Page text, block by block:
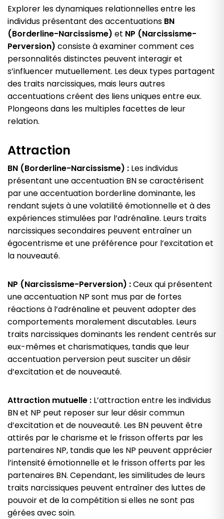
Explorer les dynamiques relationnelles entre les
individus présentant des accentuations BN
(Borderline-Narcissisme) et NP (Narcissisme-
Perversion) consiste à examiner comment ces
personnalités distinctes peuvent interagir et
s’influencer mutuellement. Les deux types partagent
des traits narcissiques, mais leurs autres
accentuations créent des liens uniques entre eux.
Plongeons dans les multiples facettes de leur
relation.
Attraction
BN (Borderline-Narcissisme) : Les individus
présentant une accentuation BN se caractérisent
par une accentuation borderline dominante, les
rendant sujets à une volatilité émotionnelle et à des
expériences stimulées par l’adrénaline. Leurs traits
narcissiques secondaires peuvent entraîner un
égocentrisme et une préférence pour l’excitation et
la nouveauté.
NP (Narcissisme-Perversion) :Ceux qui présentent
une accentuation NP sont mus par de fortes
réactions à l’adrénaline et peuvent adopter des
comportements moralement discutables. Leurs
traits narcissiques dominants les rendent centrés sur
eux-mêmes et charismatiques, tandis que leur
accentuation perversion peut susciter un désir
d’excitation et de nouveauté.
Attraction mutuelle : L’attraction entre les individus
BN et NP peut reposer sur leur désir commun
d’excitation et de nouveauté. Les BN peuvent être
attirés par le charisme et le frisson offerts par les
partenaires NP, tandis que les NP peuvent apprécier
l’intensité émotionnelle et le frisson offerts par les
partenaires BN. Cependant, les similitudes de leurs
traits narcissiques peuvent entraîner des luttes de
pouvoir et de la compétition si elles ne sont pas
gérées avec soin.